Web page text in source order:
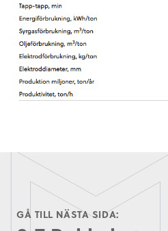
GÅ TILL NÄSTA SIDA: